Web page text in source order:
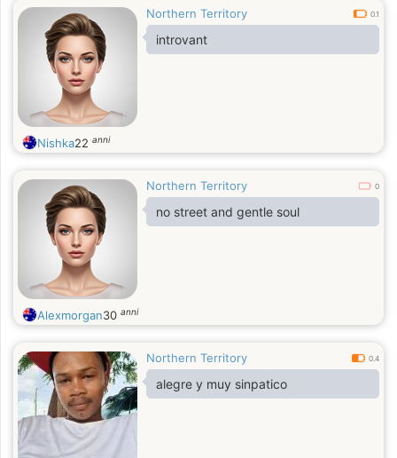
Northern Territory 0.1
introvant
Nishka22 anni
Northern Territory 0
no street and gentle soul
Alexmorgan30 anni
Northern Territory 0.4
alegre y muy sinpatico